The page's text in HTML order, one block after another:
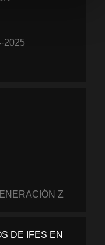
2025
Z
DE IFES EN